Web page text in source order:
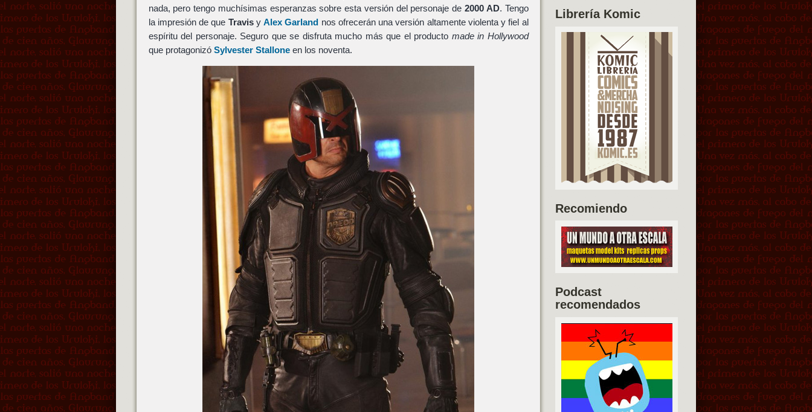
nada, pero tengo muchísimas esperanzas sobre esta versión del personaje de 2000 AD. Tengo
la impresión de que TravisyAlex Garland nos ofrecerán una versión altamente violenta y fiel al
espíritu del personaje. Seguro que se disfruta mucho más que el producto made in Hollywood
que protagonizó Sylvester Stalloneen los noventa.
Librería Komic
Recomiendo
Podcast
recomendados